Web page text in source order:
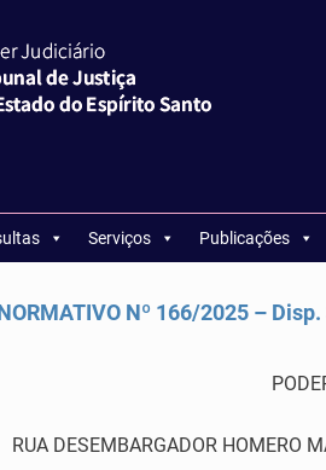
Serviços Publicações
Nº 166/2025 –
RUA DESEMBARGADOR